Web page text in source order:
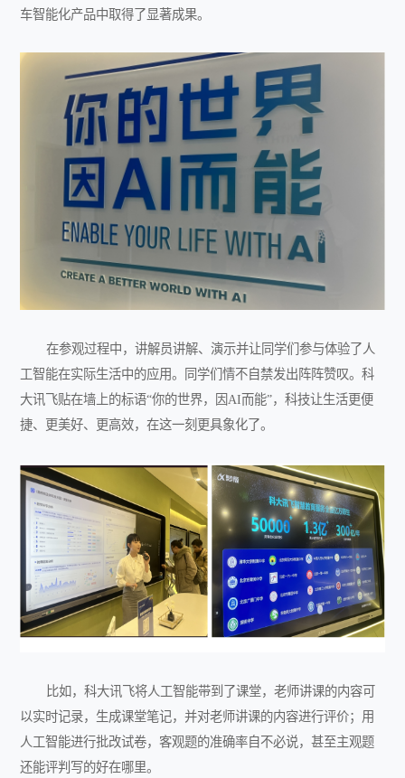
车智能化产品中取得了显著成果。
在参观过程中，讲解员讲解、演示并让同学们参与体验了人
工智能在实际生活中的应用。同学们情不自禁发出阵阵赞叹。科
大讯飞贴在墙上的标语“你的世界，因AI而能”，科技让生活更便
捷、更美好、更高效，在这一刻更具象化了。
比如，科大讯飞将人工智能带到了课堂，老师讲课的内容可
以实时记录，生成课堂笔记，并对老师讲课的内容进行评价；用
人工智能进行批改试卷，客观题的准确率自不必说，甚至主观题
还能评判写的好在哪里。